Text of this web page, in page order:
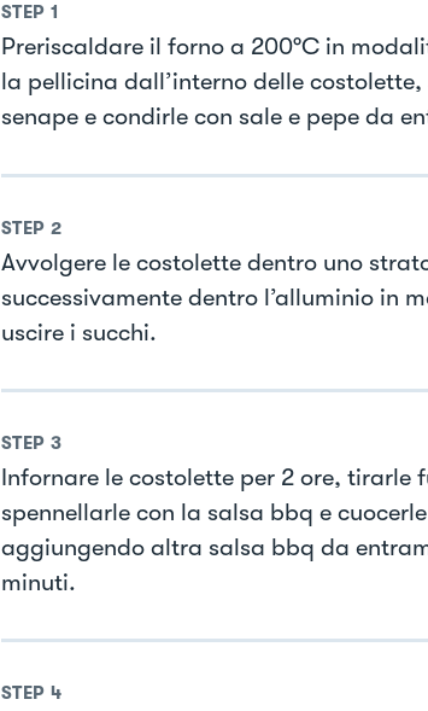
STEP 1
Preriscaldare il forno a 200°C in
la pellicina dall’interno delle
senape e condirle con sale e pepe da
STEP 2
Avvolgere le costolette dentro uno
successivamente dentro l’alluminio in
uscire i succhi.
STEP 3
Infornare le costolette per 2 ore, tirarle
spennellarle con la salsa bbq e
aggiungendo altra salsa bbq da
minuti.
STEP 4